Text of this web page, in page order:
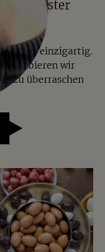
in Münster
D´or einzigartig.
probieren wir
zu überraschen